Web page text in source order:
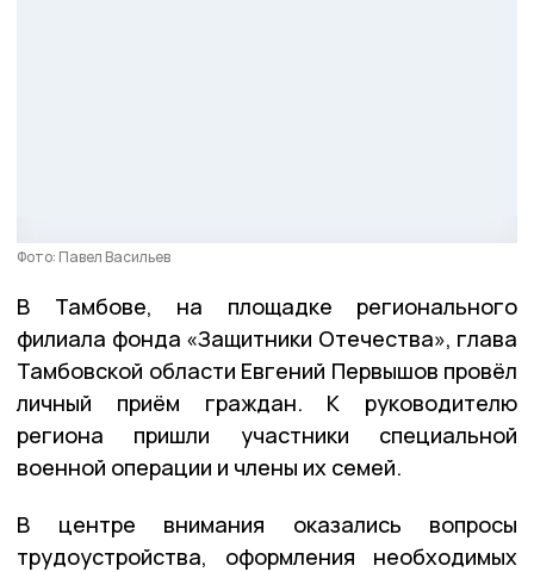
Фото: Павел Васильев
В Тамбове, на площадке регионального
филиала фонда «Защитники Отечества», глава
Тамбовской области Евгений Первышов провёл
личный приём граждан. К руководителю
региона пришли участники специальной
военной операции и члены их семей.
В центре внимания оказались вопросы
трудоустройства, оформления необходимых